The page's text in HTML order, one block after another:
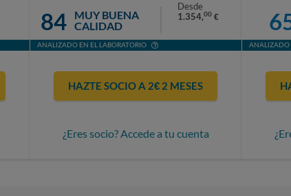
84
MUY BUENA
CALIDAD
Desde
1.354,00 €
ANALIZADO EN EL LABORATORIO
HAZTE SOCIO A 2€ 2 MESES
¿Eres socio? Accede a tu cuenta
ANALIZADO